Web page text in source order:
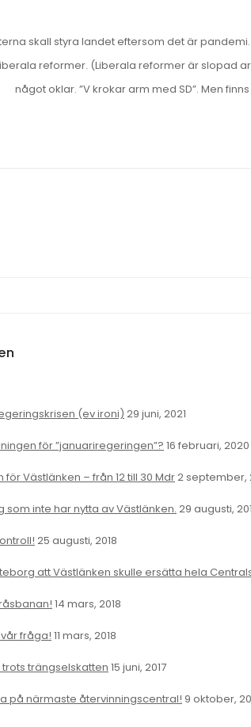
skall styra landet eftersom det är
reformer. (Liberala reformer är slopad
något oklar. ”V krokar arm med SD”. Men
(ev ironi) 29 juni, 2021
för ”januariregeringen”? 16 februari, 2020
Västlänken – från 12 till 30 Mdr2 september,
som inte har nytta av Västlänken. 29 augusti,
25 augusti, 2018
att Västlänken skulle ersätta hela
14 mars, 2018
fråga! 11 mars, 2018
trängselskatten 15 juni, 2017
på närmaste återvinningscentral! 9 oktober,